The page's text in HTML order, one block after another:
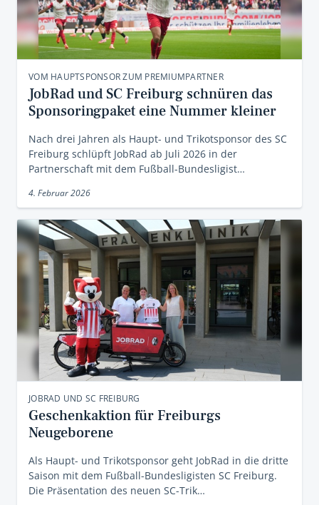
VOM HAUPTSPONSOR ZUM PREMIUMPARTNER
JobRad und SC Freiburg schnüren das
Sponsoringpaket eine Nummer kleiner
Nach drei Jahren als Haupt- und Trikotsponsor des SC
Freiburg schlüpft JobRad ab Juli 2026 in der
Partnerschaft mit dem Fußball-Bundesligist…
4. Februar 2026
JOBRAD UND SC FREIBURG
Geschenkaktion für Freiburgs
Neugeborene
Als Haupt- und Trikotsponsor geht JobRad in die dritte
Saison mit dem Fußball-Bundesligisten SC Freiburg.
Die Präsentation des neuen SC-Trik…